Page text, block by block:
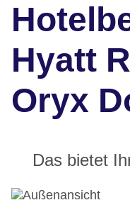
Hyatt
Oryx
Das bietet